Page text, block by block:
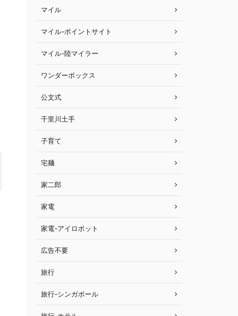
マイル
マイル-ポイントサイト
マイル-陸マイラー
ワンダーボックス
公文式
千里川土手
子育て
宅麺
家二郎
家電
家電-アイロボット
広告不要
旅行
旅行-シンガポール